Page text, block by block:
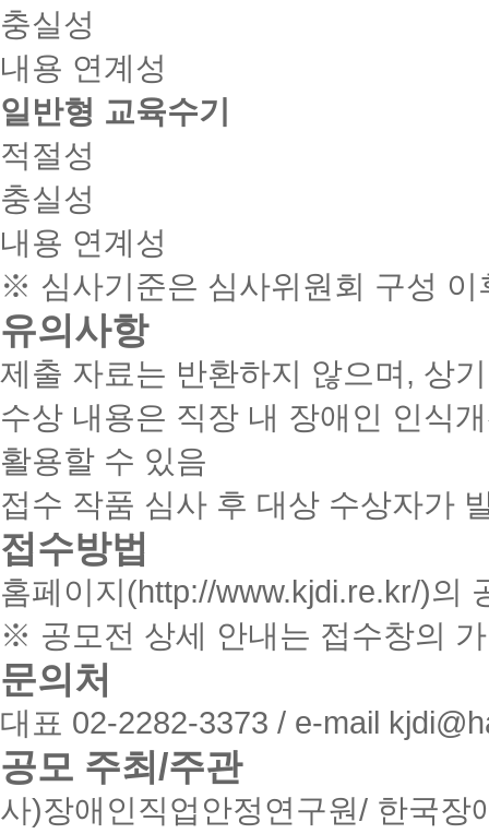
충실성
내용 연계성
일반형 교육수기
적절성
충실성
내용 연계성
※ 심사기준은 심사위원회 구성
유의사항
제출 자료는 반환하지 않으며, 상
수상 내용은 직장 내 장애인 인식
활용할 수 있음
접수 작품 심사 후 대상 수상자가
접수방법
홈페이지(http://www.kjdi.re.kr/)의
※ 공모전 상세 안내는 접수창의
문의처
대표 02-2282-3373 / e-mail
공모 주최/주관
사)장애인직업안정연구원/ 한국장